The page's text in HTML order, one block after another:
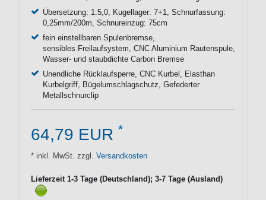
Übersetzung: 1:5,0, Kugellager: 7+1, Schnurfassung:
0,25mm/200m, Schnureinzug: 75cm
fein einstellbaren Spulenbremse,
sensibles Freilaufsystem, CNC Aluminium Rautenspule,
Wasser- und staubdichte Carbon Bremse
Unendliche Rücklaufsperre, CNC Kurbel, Elasthan
Kurbelgriff, Bügelumschlagschutz, Gefederter
Metallschnurclip
64,79 EUR *
* inkl. MwSt. zzgl. Versandkosten
Lieferzeit 1-3 Tage (Deutschland); 3-7 Tage (Ausland)